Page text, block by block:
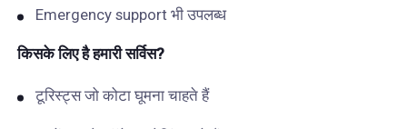
Emergency support भी उपलब्ध
किसके लिए है हमारी सर्विस?
टूरिस्ट्स जो कोटा घूमना चाहते हैं